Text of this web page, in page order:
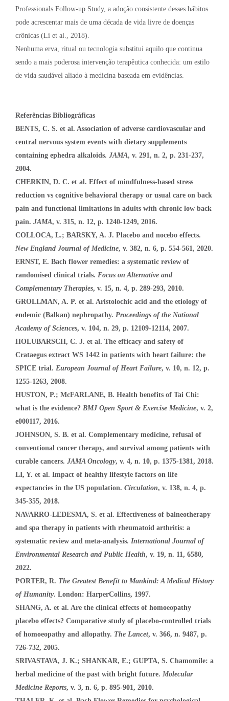
Professionals Follow-up Study, a adoção consistente desses hábitos
pode acrescentar mais de uma década de vida livre de doenças
crônicas (Li et al., 2018).
Nenhuma erva, ritual ou tecnologia substitui aquilo que continua
sendo a mais poderosa intervenção terapêutica conhecida: um estilo
de vida saudável aliado à medicina baseada em evidências.
Referências Bibliográficas
BENTS, C. S. et al. Association of adverse cardiovascular and
central nervous system events with dietary supplements
containing ephedra alkaloids. JAMA, v. 291, n. 2, p. 231-237,
2004.
CHERKIN, D. C. et al. Effect of mindfulness-based stress
reduction vs cognitive behavioral therapy or usual care on back
pain and functional limitations in adults with chronic low back
pain. JAMA, v. 315, n. 12, p. 1240-1249, 2016.
COLLOCA, L.; BARSKY, A. J. Placebo and nocebo effects.
New England Journal of Medicine, v. 382, n. 6, p. 554-561, 2020.
ERNST, E. Bach flower remedies: a systematic review of
randomised clinical trials. Focus on Alternative and
Complementary Therapies, v. 15, n. 4, p. 289-293, 2010.
GROLLMAN, A. P. et al. Aristolochic acid and the etiology of
endemic (Balkan) nephropathy. Proceedings of the National
Academy of Sciences, v. 104, n. 29, p. 12109-12114, 2007.
HOLUBARSCH, C. J. et al. The efficacy and safety of
Crataegus extract WS 1442 in patients with heart failure: the
SPICE trial. European Journal of Heart Failure, v. 10, n. 12, p.
1255-1263, 2008.
HUSTON, P.; McFARLANE, B. Health benefits of Tai Chi:
what is the evidence? BMJ Open Sport & Exercise Medicine, v. 2,
e000117, 2016.
JOHNSON, S. B. et al. Complementary medicine, refusal of
conventional cancer therapy, and survival among patients with
curable cancers. JAMA Oncology, v. 4, n. 10, p. 1375-1381, 2018.
LI, Y. et al. Impact of healthy lifestyle factors on life
expectancies in the US population. Circulation, v. 138, n. 4, p.
345-355, 2018.
NAVARRO-LEDESMA, S. et al. Effectiveness of balneotherapy
and spa therapy in patients with rheumatoid arthritis: a
systematic review and meta-analysis. International Journal of
Environmental Research and Public Health, v. 19, n. 11, 6580,
2022.
PORTER, R. The Greatest Benefit to Mankind: A Medical History
of Humanity. London: HarperCollins, 1997.
SHANG, A. et al. Are the clinical effects of homoeopathy
placebo effects? Comparative study of placebo-controlled trials
of homoeopathy and allopathy. The Lancet, v. 366, n. 9487, p.
726-732, 2005.
SRIVASTAVA, J. K.; SHANKAR, E.; GUPTA, S. Chamomile: a
herbal medicine of the past with bright future. Molecular
Medicine Reports, v. 3, n. 6, p. 895-901, 2010.